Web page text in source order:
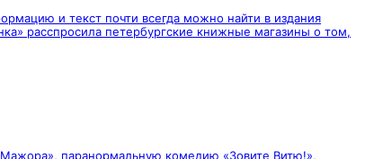
и текст почти всегда можно найти в издания
расспросила петербургские книжные магазины о том,
паранормальную комедию «Зовите Витю!»,